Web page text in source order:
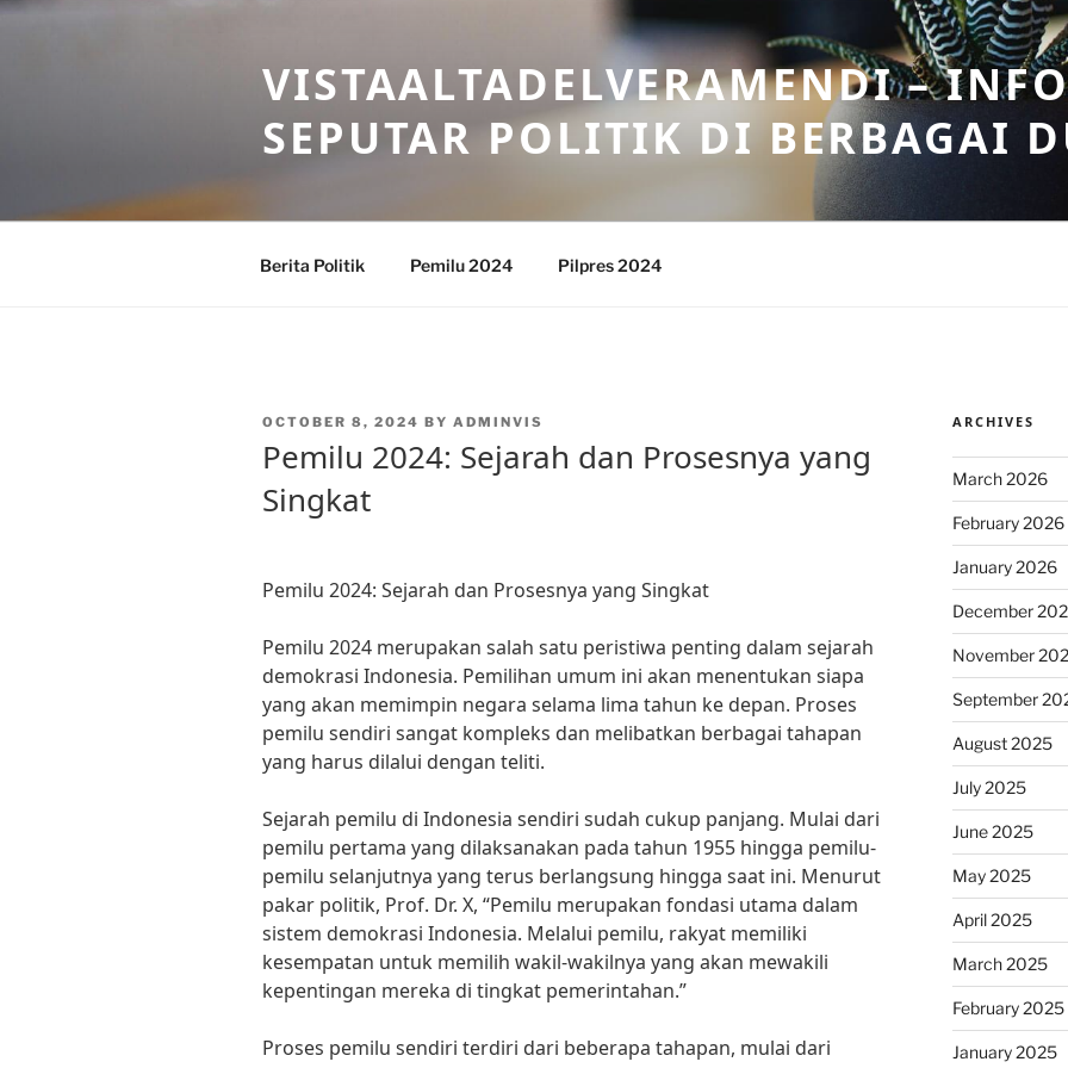
Skip
VISTAALTADELVERAMENDI –
SEPUTAR POLITIK DI BERBAGAI
Berita Politik Pemilu 2024 Pilpres 2024
POSTED
OCTOBER 8, 2024 BY ADMINVIS
Pemilu 2024: Sejarah dan Prosesnya yang
Singkat
Pemilu 2024: Sejarah dan Prosesnya yang Singkat
Pemilu 2024 merupakan salah satu peristiwa penting dalam sejarah
demokrasi Indonesia. Pemilihan umum ini akan menentukan siapa
yang akan memimpin negara selama lima tahun ke depan. Proses
pemilu sendiri sangat kompleks dan melibatkan berbagai tahapan
yang harus dilalui dengan teliti.
Sejarah pemilu di Indonesia sendiri sudah cukup panjang. Mulai dari
pemilu pertama yang dilaksanakan pada tahun 1955 hingga pemilu-
pemilu selanjutnya yang terus berlangsung hingga saat ini. Menurut
pakar politik, Prof. Dr. X, “Pemilu merupakan fondasi utama dalam
sistem demokrasi Indonesia. Melalui pemilu, rakyat memiliki
kesempatan untuk memilih wakil-wakilnya yang akan mewakili
kepentingan mereka di tingkat pemerintahan.”
Proses pemilu sendiri terdiri dari beberapa tahapan, mulai dari
ARCHIVES
March 2026
February 2026
January 2026
December
November
September
August 2025
July 2025
June 2025
May 2025
April 2025
March 2025
February 2025
January 2025